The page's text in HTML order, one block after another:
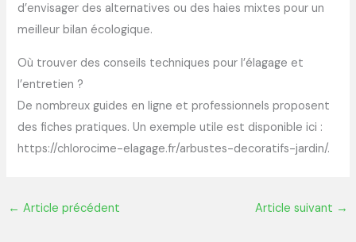
d’envisager des alternatives ou des haies mixtes pour un
meilleur bilan écologique.
Où trouver des conseils techniques pour l’élagage et
l’entretien ?
De nombreux guides en ligne et professionnels proposent
des fiches pratiques. Un exemple utile est disponible ici :
https://chlorocime-elagage.fr/arbustes-decoratifs-jardin/.
← Article précédent Article suivant →